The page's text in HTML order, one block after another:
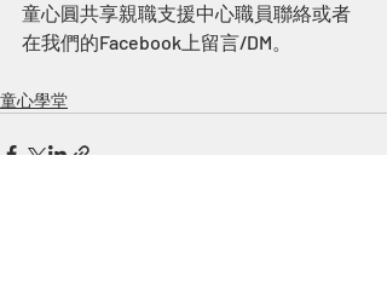
童心圓共享親職支援中心職員聯絡或者
在我們的Facebook上留言/DM。
童心學堂